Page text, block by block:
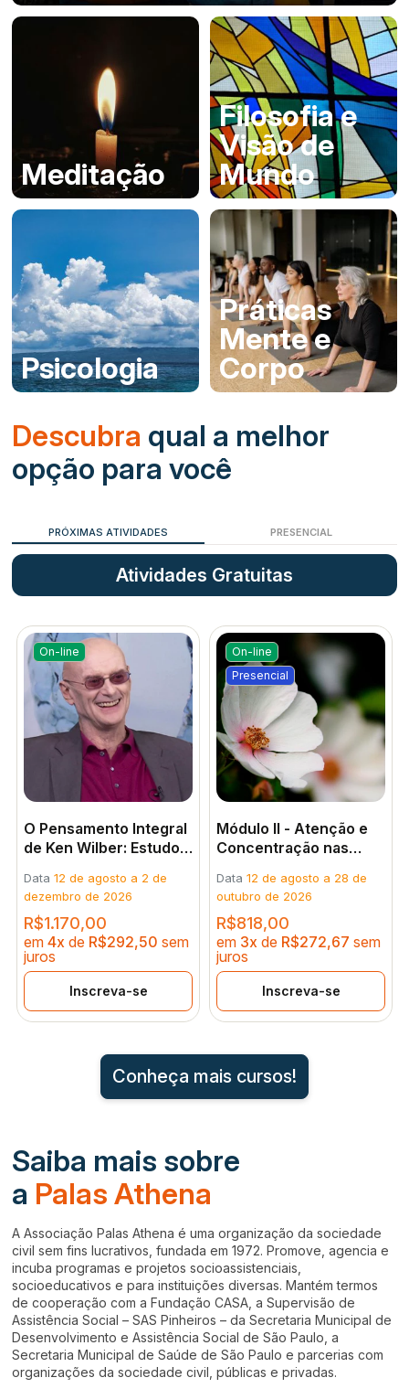
Meditação
Filosofia e
Visão de
Mundo
Psicologia
Práticas
Mente e
Corpo
Descubra qual a melhor
opção para você
PRESENCIAL ON-LINE
Atividades Gratuitas
On-line
O Pensamento Integral
de Ken Wilber: Estudos
o Sagrado
Data12 de agosto a 2 de
dezembro de 2026
R$1.170,00
em4x de R$292,50
Inscreva-se
On-line
Presencial
Módulo II - Atenção e
Concentração nas
Data12 de agosto a 28 de
outubro de 2026
R$818,00
em 3x de R$272,67
Inscreva-se
Conheça mais cursos!
Saiba mais sobre
a Palas Athena
A Associação Palas Athena é uma organização da sociedade
civil sem fins lucrativos, fundada em 1972. Promove, agencia e
incuba programas e projetos socioassistenciais,
socioeducativos e para instituições diversas. Mantém termos
de cooperação com a Fundação CASA, a Supervisão de
Assistência Social – SAS Pinheiros – da Secretaria Municipal de
Desenvolvimento e Assistência Social de São Paulo, a
Secretaria Municipal de Saúde de São Paulo e parcerias com
organizações da sociedade civil, públicas e privadas.